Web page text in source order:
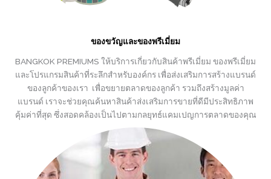
ของขวัญและของพรีเมี่ยม
BANGKOK PREMIUMS ให้บริการเกี่ยวกับสินค้าพรีเมี่ยม ของพรีเมี่ยม
และโปรแกรมสินค้าที่ระลึกสำหรับองค์กร เพื่อส่งเสริมการสร้างแบรนด์
ของลูกค้าของเรา เพื่อขยายตลาดของลูกค้า รวมถึงสร้างมูลค่า
แบรนด์ เราจะช่วยคุณค้นหาสินค้าส่งเสริมการขายที่ดีมีประสิทธิภาพ
คุ้มค่าที่สุด ซึ่งสอดคล้องเป็นไปตามกลยุทธ์แคมเปญการตลาดของคุณ